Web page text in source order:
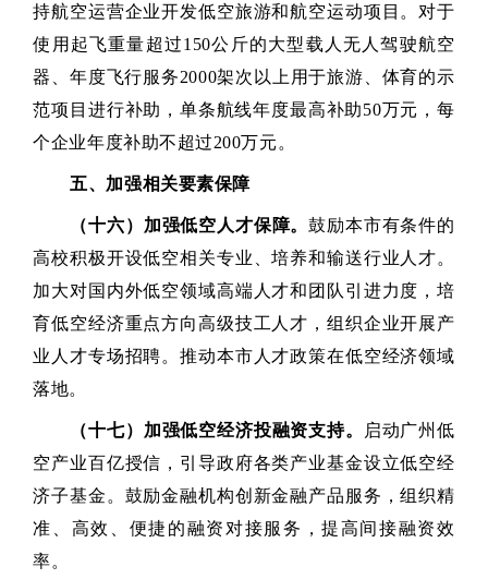
持航空运营企业开发低空旅游和航空运动项目。对于
使用起飞重量超过150公斤的大型载人无人驾驶航空
器、年度飞行服务2000架次以上用于旅游、体育的示
范项目进行补助，单条航线年度最高补助50万元，每
个企业年度补助不超过200万元。
五、加强相关要素保障
（十六）加强低空人才保障。鼓励本市有条件的
高校积极开设低空相关专业、培养和输送行业人才。
加大对国内外低空领域高端人才和团队引进力度，培
育低空经济重点方向高级技工人才，组织企业开展产
业人才专场招聘。推动本市人才政策在低空经济领域
落地。
（十七）加强低空经济投融资支持。
启动广州低
空产业百亿授信，引导政府各类产业基金设立低空经
济子基金。鼓励金融机构创新金融产品服务，组织精
准、高效、便捷的融资对接服务，提高间接融资效
率。